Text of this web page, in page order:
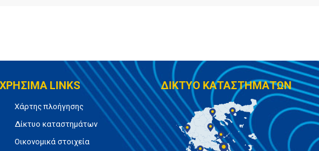
ΧΡΗΣΙΜΑ LINKS
Χάρτης πλοήγησης
Δίκτυο καταστημάτων
Οικονομικά στοιχεία
ΔΙΚΤΥΟ ΚΑΤΑΣΤΗΜΑΤΩΝ